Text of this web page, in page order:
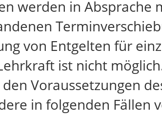
werden in Absprache
von Entgelten für
ist nicht
Voraussetzungen
in folgenden Fällen